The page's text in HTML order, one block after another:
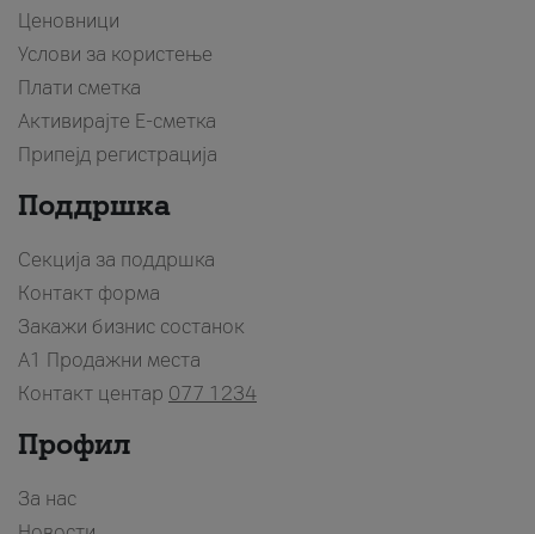
Ценовници
Услови за користење
Плати сметка
Активирајте Е-сметка
Припејд регистрација
Поддршка
Секција за поддршка
Контакт форма
Закажи бизнис состанок
A1 Продажни места
Контакт центар 077 1234
Профил
За нас